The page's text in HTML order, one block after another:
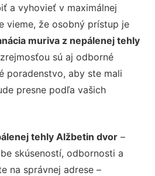
a vyhovieť v maximálnej
vieme, že osobný prístup je
muriva z nepálenej tehly
sú aj odborné
poradenstvo, aby ste mali
presne podľa vašich
tehly Alžbetin dvor –
skúseností, odbornosti a
na správnej adrese –